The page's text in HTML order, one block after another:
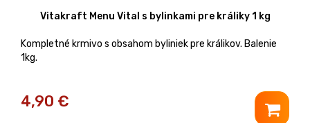
Vitakraft Menu Vital s bylinkami pre králiky 1 kg
Kompletné krmivo s obsahom byliniek pre králikov. Balenie
1kg.
4,90 €